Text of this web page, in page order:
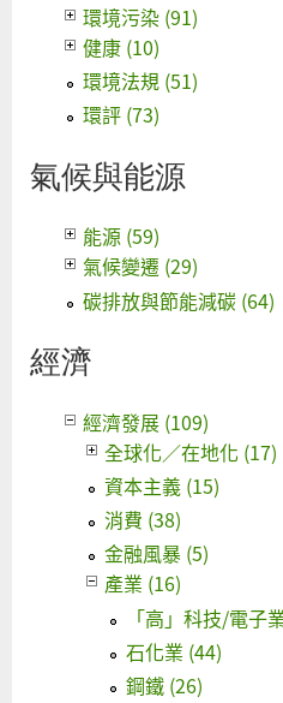
環境污染 (91)
健康 (10)
環境法規 (51)
環評 (73)
氣候與能源
能源 (59)
氣候變遷 (29)
碳排放與節能減碳 (64)
經濟
經濟發展 (109)
全球化／在地化 (17)
資本主義 (15)
消費 (38)
金融風暴 (5)
產業 (16)
「高」科技/電子
石化業 (44)
鋼鐵 (26)